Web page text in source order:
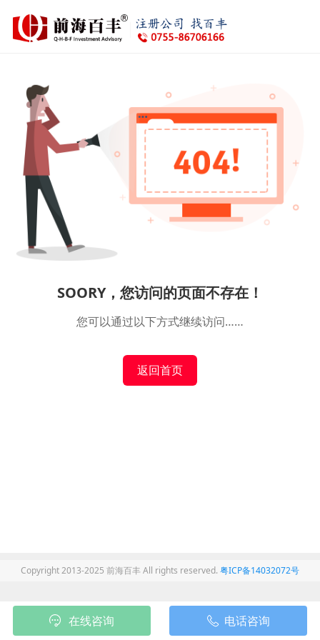
SOORY，您访问的页面不存在！
您可以通过以下方式继续访问……
返回首页
Copyright 2013-2025 前海百丰 All rights reserved. 粤ICP备14032072号
在线咨询 电话咨询